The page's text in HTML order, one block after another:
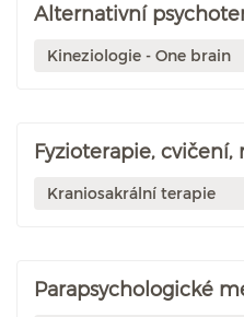
Alternativní
Kineziologie - One brain
Fyzioterapie, cvičení,
Kraniosakrální terapie
Parapsychologické